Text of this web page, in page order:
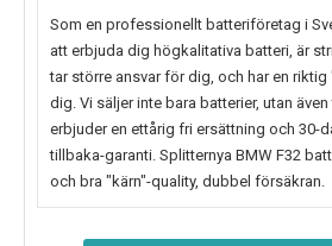
Som en professionellt batteriföretag i
att erbjuda dig högkalitativa batteri, är
tar större ansvar för dig, och har en
dig. Vi säljer inte bara batterier, utan
erbjuder en ettårig fri ersättning och 30-
tillbaka-garanti. Splitternya BMW F32
och bra "kärn"-quality, dubbel försäkran.